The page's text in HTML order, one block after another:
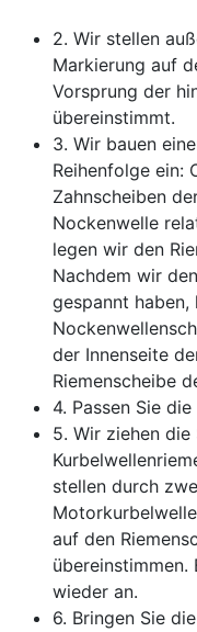
2. Wir stellen
Markierung auf
Vorsprung der
übereinstimmt.
3. Wir bauen
Reihenfolge ein:
Zahnscheiben
Nockenwelle
legen wir den
Nachdem wir
gespannt
der Innenseite
Riemenscheibe
4. Passen Sie
5. Wir ziehen
stellen durch
auf den
übereinstimmen.
wieder an.
6. Bringen Sie